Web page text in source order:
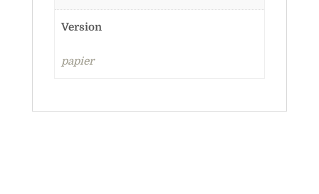
Version
papier